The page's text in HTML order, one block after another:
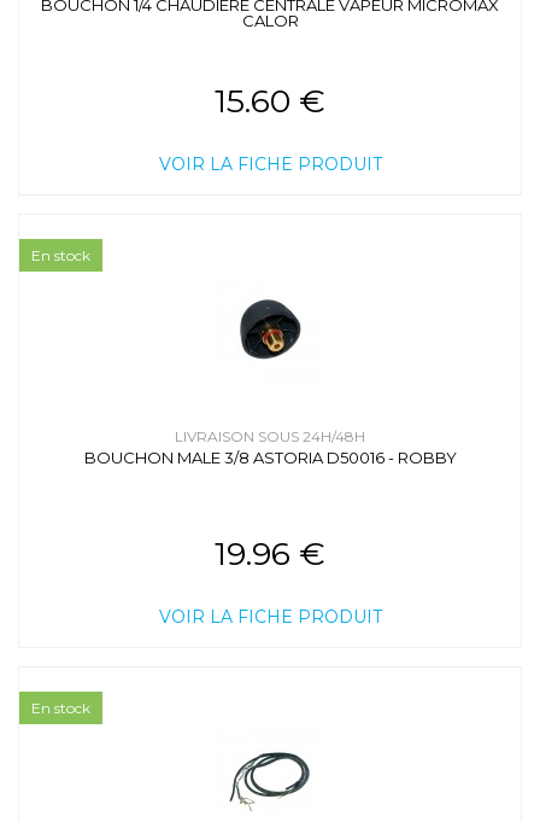
BOUCHON 1/4 CHAUDIERE CENTRALE VAPEUR MICROMAX
CALOR
15.60 €
VOIR LA FICHE PRODUIT
LIVRAISON SOUS 24H/48H
BOUCHON MALE 3/8 ASTORIA D50016 - ROBBY
19.96 €
VOIR LA FICHE PRODUIT
En stock
En stock